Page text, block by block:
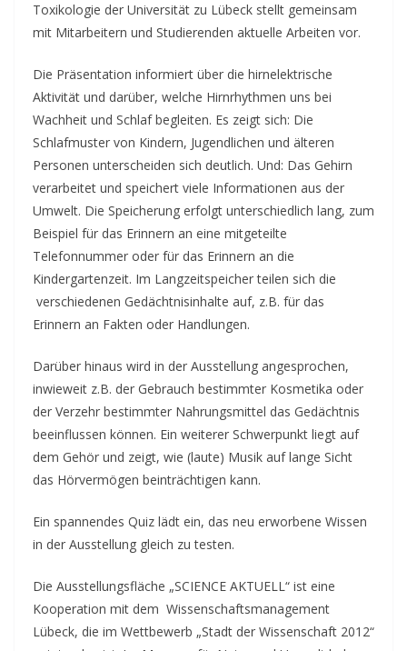
Toxikologie der Universität zu Lübeck stellt gemeinsam
mit Mitarbeitern und Studierenden aktuelle Arbeiten vor.
Die Präsentation informiert über die hirnelektrische
Aktivität und darüber, welche Hirnrhythmen uns bei
Wachheit und Schlaf begleiten. Es zeigt sich: Die
Schlafmuster von Kindern, Jugendlichen und älteren
Personen unterscheiden sich deutlich. Und: Das Gehirn
verarbeitet und speichert viele Informationen aus der
Umwelt. Die Speicherung erfolgt unterschiedlich lang, zum
Beispiel für das Erinnern an eine mitgeteilte
Telefonnummer oder für das Erinnern an die
Kindergartenzeit. Im Langzeitspeicher teilen sich die
verschiedenen Gedächtnisinhalte auf, z.B. für das
Erinnern an Fakten oder Handlungen.
Darüber hinaus wird in der Ausstellung angesprochen,
inwieweit z.B. der Gebrauch bestimmter Kosmetika oder
der Verzehr bestimmter Nahrungsmittel das Gedächtnis
beeinflussen können. Ein weiterer Schwerpunkt liegt auf
dem Gehör und zeigt, wie (laute) Musik auf lange Sicht
das Hörvermögen beinträchtigen kann.
Ein spannendes Quiz lädt ein, das neu erworbene Wissen
in der Ausstellung gleich zu testen.
Die Ausstellungsfläche „SCIENCE AKTUELL“ ist eine
Kooperation mit dem Wissenschaftsmanagement
Lübeck, die im Wettbewerb „Stadt der Wissenschaft 2012“